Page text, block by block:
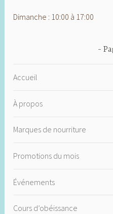
Dimanche : 10:00 à 17:00
Accueil
À propos
Marques de nourriture
Promotions du mois
Événements
Cours d’obéissance